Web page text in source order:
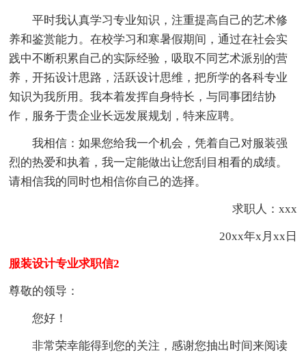
平时我认真学习专业知识，注重提高自己的艺术修
养和鉴赏能力。在校学习和寒暑假期间，通过在社会实
践中不断积累自己的实际经验，吸取不同艺术派别的营
养，开拓设计思路，活跃设计思维，把所学的各科专业
知识为我所用。我本着发挥自身特长，与同事团结协
作，服务于贵企业长远发展规划，特来应聘。
我相信：如果您给我一个机会，凭着自己对服装强
烈的热爱和执着，我一定能做出让您刮目相看的成绩。
请相信我的同时也相信你自己的选择。
求职人：xxx
20xx年x月xx日
服装设计专业求职信2
尊敬的领导：
您好！
非常荣幸能得到您的关注，感谢您抽出时间来阅读